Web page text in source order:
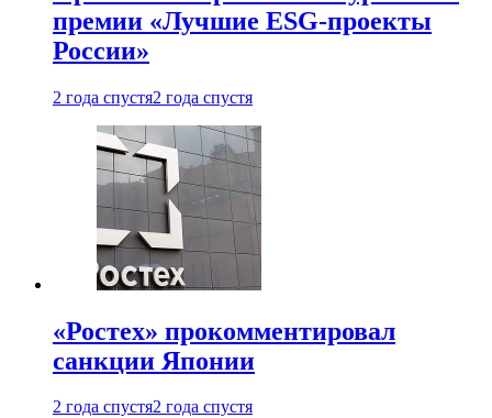
премии «Лучшие ESG-проекты
России»
2 года спустя2 года спустя
«Ростех» прокомментировал
санкции Японии
2 года спустя2 года спустя